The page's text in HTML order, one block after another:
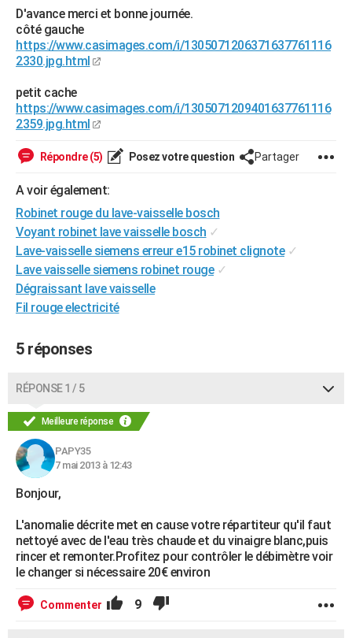
CARTE DE VOEUX
Carte de Noël
Carte Bonne année
Carte Saint-Valentin
Carte Pâques
Carte d'anniversaire
DICTIONNAIRE
Dictionnaire
Biographies
Citations
Expressions
Proverbes
PROGRAMME TV
COPAINS D'AVANT
S'inscrire
Se connecter
Lycées
Collèges
Primaires
Universités
Entreprises
Service militaire
Avis de recherche
FORUM
Bricolage
Lifestyle
Culture
Sport
Auto
Television
Voyage
Cinema
D'avance merci et bonne journée.
côté gauche
https://www.casimages.com/i/1305071206371637761116
2330.jpg.html
petit cache
https://www.casimages.com/i/1305071209401637761116
2359.jpg.html
Répondre (5) Posez votre question Partager
A voir également:
Robinet rouge du lave-vaisselle bosch
Voyant robinet lave vaisselle bosch ✓
Lave-vaisselle siemens erreur e15 robinet clignote ✓
Lave vaisselle siemens robinet rouge ✓
Dégraissant lave vaisselle
Fil rouge electricité
5 réponses
RÉPONSE 1 / 5
Meilleure réponse
PAPY35
7 mai 2013 à 12:43
Bonjour,
L'anomalie décrite met en cause votre répartiteur qu'il faut
nettoyé avec de l'eau très chaude et du vinaigre blanc,puis
rincer et remonter.Profitez pour contrôler le débimètre voir
le changer si nécessaire 20€ environ
Commenter 9